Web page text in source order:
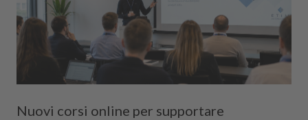
Nuovi corsi online per supportare